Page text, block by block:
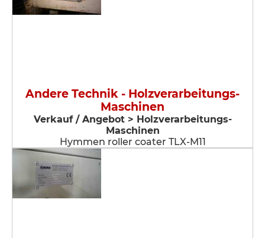
Andere Technik - Holzverarbeitungs-
Maschinen
Verkauf / Angebot > Holzverarbeitungs-
Maschinen
Hymmen roller coater TLX-M11